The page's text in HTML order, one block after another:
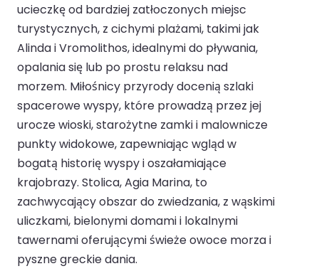
ucieczkę od bardziej zatłoczonych miejsc
turystycznych, z cichymi plażami, takimi jak
Alinda i Vromolithos, idealnymi do pływania,
opalania się lub po prostu relaksu nad
morzem. Miłośnicy przyrody docenią szlaki
spacerowe wyspy, które prowadzą przez jej
urocze wioski, starożytne zamki i malownicze
punkty widokowe, zapewniając wgląd w
bogatą historię wyspy i oszałamiające
krajobrazy. Stolica, Agia Marina, to
zachwycający obszar do zwiedzania, z wąskimi
uliczkami, bielonymi domami i lokalnymi
tawernami oferującymi świeże owoce morza i
pyszne greckie dania.